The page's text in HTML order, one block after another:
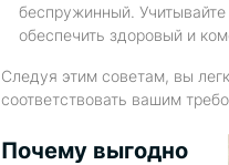
беспружинный.
обеспечить здоровый и
Следуя этим советам, вы
соответствовать вашим
Почему выгодно